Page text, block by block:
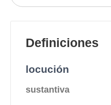
Definiciones
locución
sustantiva